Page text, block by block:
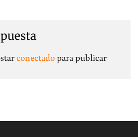
conectadopara publicar